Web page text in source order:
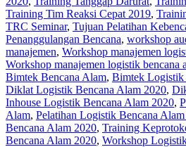
Training Tim Reaksi Cepat 2019,
TRC Seminar, Tujuan Pelatihan
Penanggulangan Bencana, workshop
manajemen, Workshop manajemen
Workshop manajemen logistik bencana
Bimtek Bencana Alam, Bimtek Logistik
Diklat Logistik Bencana Alam 2020,
Inhouse Logistik Bencana Alam 2020,
Alam, Pelatihan Logistik Bencana
Bencana Alam 2020, Training
Bencana Alam 2020, Workshop